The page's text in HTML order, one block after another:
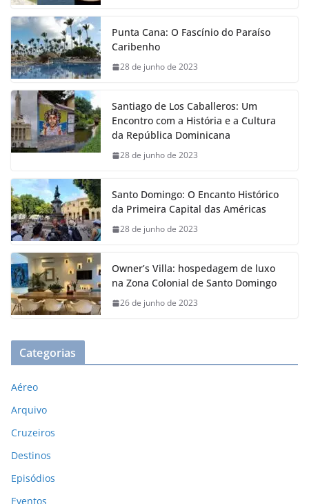
Punta Cana: O Fascínio do Paraíso
Caribenho
28 de junho de 2023
Santiago de Los Caballeros: Um
Encontro com a História e a Cultura
da República Dominicana
28 de junho de 2023
Santo Domingo: O Encanto Histórico
da Primeira Capital das Américas
28 de junho de 2023
Owner’s Villa: hospedagem de luxo
na Zona Colonial de Santo Domingo
26 de junho de 2023
Categorias
Aéreo
Arquivo
Cruzeiros
Destinos
Episódios
Eventos